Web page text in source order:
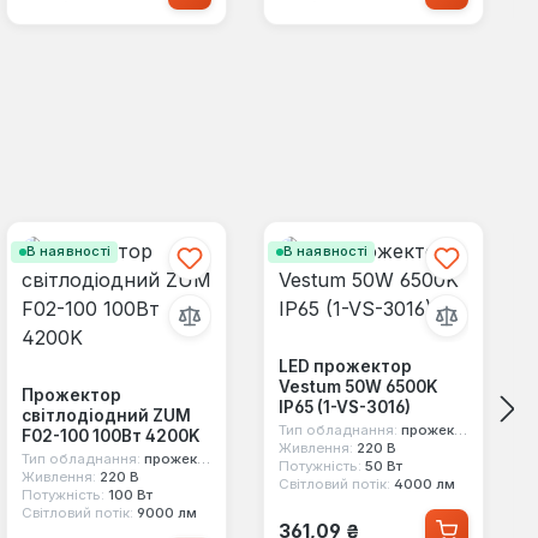
В наявності
Прожектор
світлодіодний ZUM
F02-100 100Вт 4200K
Тип обладнання: прожектор
Живлення: 220 В
Потужність: 100 Вт
Світловий потік: 9000 лм
В наявності
LED прожектор
Vestum 50W 6500K
IP65 (1-VS-3016)
Тип обладнання: прожектор
Живлення: 220 В
Потужність: 50 Вт
Світловий потік: 4000 лм
Звичайна ціна:
361,09 ₴